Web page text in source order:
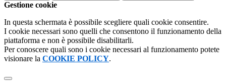
Gestione cookie
In questa schermata è possibile scegliere quali cookie consentire.
I cookie necessari sono quelli che consentono il funzionamento della
piattaforma e non è possibile disabilitarli.
Per conoscere quali sono i cookie necessari al funzionamento potete
visionare la COOKIE POLICY.